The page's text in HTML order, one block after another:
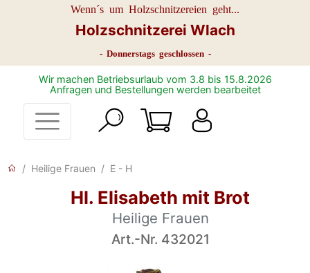
Wenn´s um Holzschnitzereien geht...
Holzschnitzerei Wlach
- Donnerstags geschlossen -
Wir machen Betriebsurlaub vom 3.8 bis 15.8.2026
Anfragen und Bestellungen werden bearbeitet
Heilige Frauen E - H
Hl. Elisabeth mit Brot
Heilige Frauen
Art.-Nr. 432021